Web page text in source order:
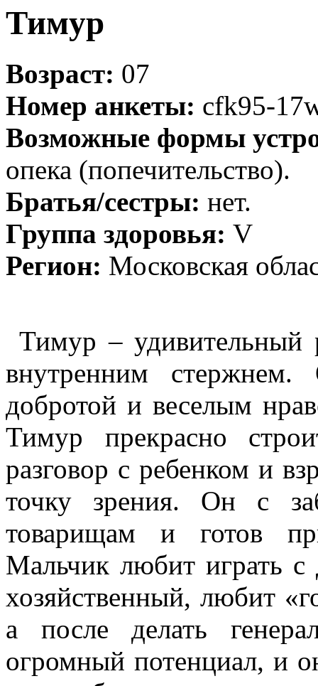
Тимур
Возраст: 07
Номер анкеты: cfk95-
Возможные формы
опека (попечительство).
Братья/сестры: нет.
Группа здоровья: V
Регион: Московская
Тимур – удивительный
внутренним
добротой и веселым
Тимур прекрасно
разговор с ребенком и
точку зрения. Он с
товарищам и готов
Мальчик любит играть с
хозяйственный, любит
а после делать
огромный потенциал, и